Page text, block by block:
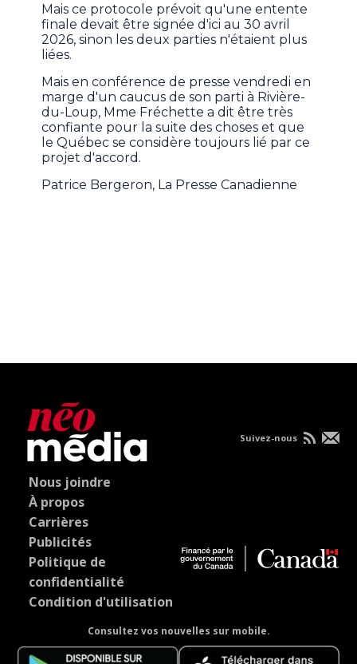
Mais ce protocole prévoit qu'une entente
finale devait être signée d'ici au 30 avril
2026, sinon les deux parties n'étaient plus
liées.
Mais en conférence de presse vendredi en
marge d'un caucus de son parti à Rivière-
du-Loup, Mme Fréchette a dit être très
confiante pour la suite des choses et que
le Québec se considère toujours lié par ce
projet d'accord.
Patrice Bergeron, La Presse Canadienne
Nous joindre
À propos
Carrières
Publicités
Politique de
confidentialité
Condition d'utilisation
Consultez vos nouvelles sur mobile.
Suivez-nous